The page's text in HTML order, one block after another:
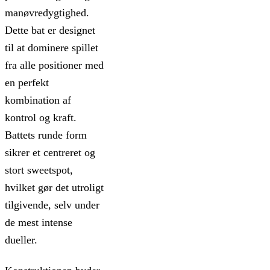
manøvredygtighed.
Dette bat er designet
til at dominere spillet
fra alle positioner med
en perfekt
kombination af
kontrol og kraft.
Battets runde form
sikrer et centreret og
stort sweetspot,
hvilket gør det utroligt
tilgivende, selv under
de mest intense
dueller.